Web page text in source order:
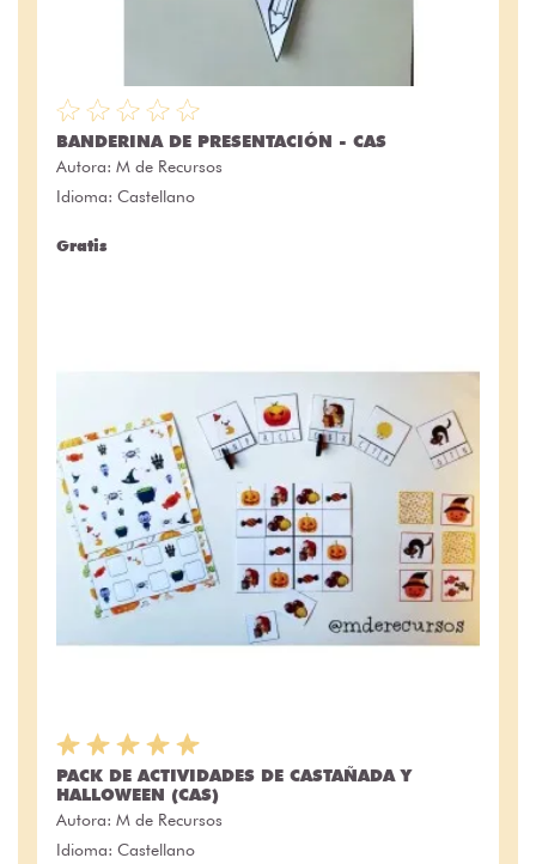
BANDERINA DE PRESENTACIÓN - CAS
Autora: M de Recursos
Idioma: Castellano
Gratis
PACK DE ACTIVIDADES DE CASTAÑADA Y
HALLOWEEN (CAS)
Autora: M de Recursos
Idioma: Castellano